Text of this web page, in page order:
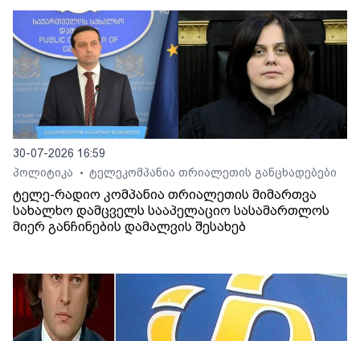
30-07-2026 16:59
პოლიტიკა
• ტელეკომპანია თრიალეთის განცხადებები
ტელე-რადიო კომპანია თრიალეთის მიმართვა
სახალხო დამცველს სააპელაციო სასამართლოს
მიერ განჩინების დამალვის შესახებ